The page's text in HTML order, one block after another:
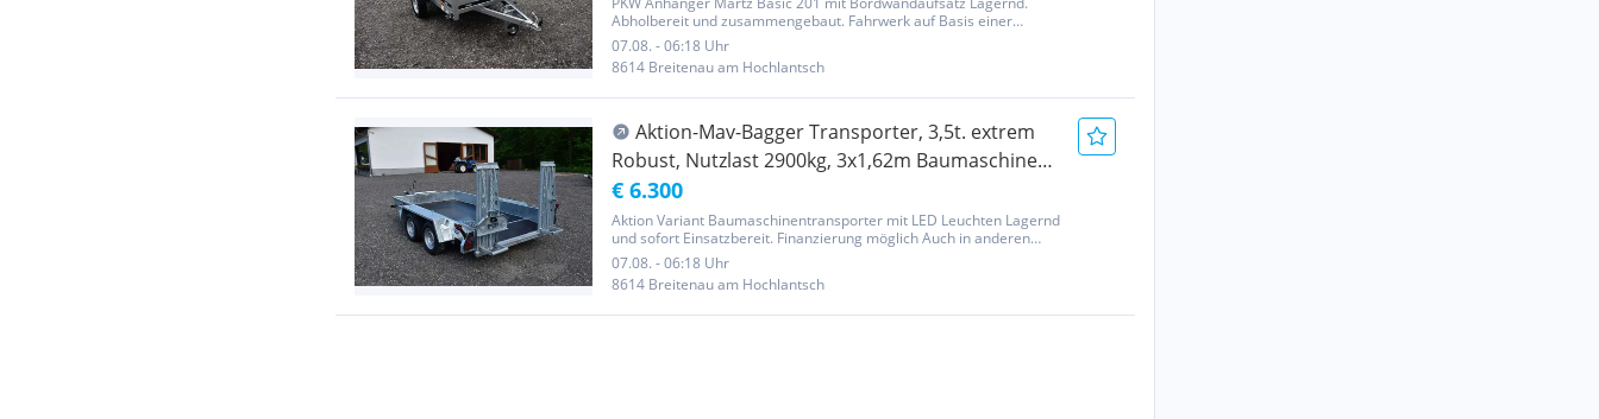
Abholbereit und zusammengebaut. Fahrwerk auf Basis einer
Torsionsachse eines renommierten Unternehmens, unabhängig,
gefedert auf einer Torsionswelle. Die verwendeten Räder sind
155/70 R13. Der...
07.08. - 06:18 Uhr
8614 Breitenau am Hochlantsch
Aktion-Mav-Bagger Transporter, 3,5t. extrem
Robust, Nutzlast 2900kg, 3x1,62m Baumaschinen
Anhänger, Lagernd, Finanzierung
€ 6.300
Aktion Variant Baumaschinentransporter mit LED Leuchten Lagernd
und sofort Einsatzbereit. Finanzierung möglich Auch in anderen
Größen verfügbar, einfach nachfragen Technische Daten:
Gesamtmaß - L x B x H 482 × 208 × 150 cm Eigengewicht (kg.) 596
kg...
07.08. - 06:18 Uhr
8614 Breitenau am Hochlantsch